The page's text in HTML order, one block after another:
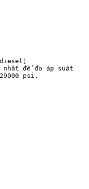
nhất để đo áp suất
psi.